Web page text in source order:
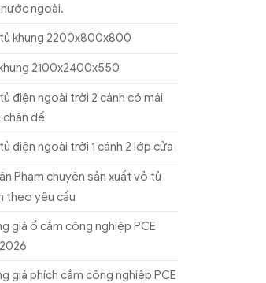
ngoài.
khung 2200x800x800
2100x2400x550
điện ngoài trời 2 cánh có mái
chân đế
điện ngoài trời 1 cánh 2 lớp cửa
Phạm chuyên sản xuất vỏ tủ
theo yêu cầu
giá ổ cắm công nghiệp PCE
giá phích cắm công nghiệp PCE